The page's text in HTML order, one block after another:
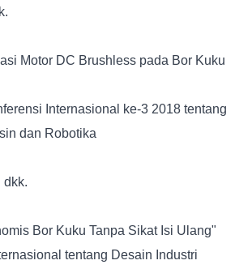
Motor DC Brushless pada Bor Kuku
Internasional ke-3 2018 tentang
dan Robotika
dkk.
Bor Kuku Tanpa Sikat Isi Ulang"
tentang Desain Industri